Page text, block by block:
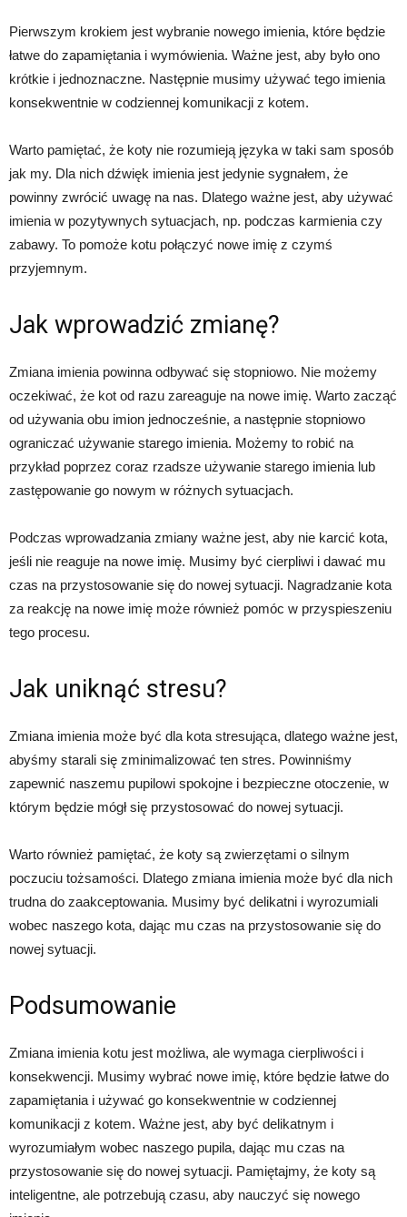
Pierwszym krokiem jest wybranie nowego imienia, które będzie
łatwe do zapamiętania i wymówienia. Ważne jest, aby było ono
krótkie i jednoznaczne. Następnie musimy używać tego imienia
konsekwentnie w codziennej komunikacji z kotem.
Warto pamiętać, że koty nie rozumieją języka w taki sam sposób
jak my. Dla nich dźwięk imienia jest jedynie sygnałem, że
powinny zwrócić uwagę na nas. Dlatego ważne jest, aby używać
imienia w pozytywnych sytuacjach, np. podczas karmienia czy
zabawy. To pomoże kotu połączyć nowe imię z czymś
przyjemnym.
Jak wprowadzić zmianę?
Zmiana imienia powinna odbywać się stopniowo. Nie możemy
oczekiwać, że kot od razu zareaguje na nowe imię. Warto zacząć
od używania obu imion jednocześnie, a następnie stopniowo
ograniczać używanie starego imienia. Możemy to robić na
przykład poprzez coraz rzadsze używanie starego imienia lub
zastępowanie go nowym w różnych sytuacjach.
Podczas wprowadzania zmiany ważne jest, aby nie karcić kota,
jeśli nie reaguje na nowe imię. Musimy być cierpliwi i dawać mu
czas na przystosowanie się do nowej sytuacji. Nagradzanie kota
za reakcję na nowe imię może również pomóc w przyspieszeniu
tego procesu.
Jak uniknąć stresu?
Zmiana imienia może być dla kota stresująca, dlatego ważne jest,
abyśmy starali się zminimalizować ten stres. Powinniśmy
zapewnić naszemu pupilowi spokojne i bezpieczne otoczenie, w
którym będzie mógł się przystosować do nowej sytuacji.
Warto również pamiętać, że koty są zwierzętami o silnym
poczuciu tożsamości. Dlatego zmiana imienia może być dla nich
trudna do zaakceptowania. Musimy być delikatni i wyrozumiali
wobec naszego kota, dając mu czas na przystosowanie się do
nowej sytuacji.
Podsumowanie
Zmiana imienia kotu jest możliwa, ale wymaga cierpliwości i
konsekwencji. Musimy wybrać nowe imię, które będzie łatwe do
zapamiętania i używać go konsekwentnie w codziennej
komunikacji z kotem. Ważne jest, aby być delikatnym i
wyrozumiałym wobec naszego pupila, dając mu czas na
przystosowanie się do nowej sytuacji. Pamiętajmy, że koty są
inteligentne, ale potrzebują czasu, aby nauczyć się nowego